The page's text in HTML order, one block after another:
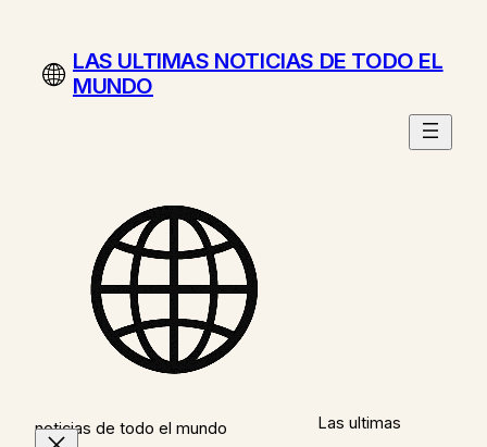
contenidoLAS ULTIMAS NOTICIAS DE TODO EL
MUNDO
Las ultimas
noticias de todo el mundo